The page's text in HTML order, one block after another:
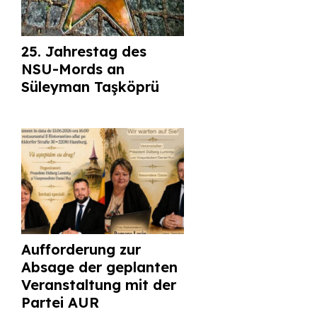
25. Jahrestag des
NSU-Mords an
Süleyman Taşköprü
Aufforderung zur
Absage der geplanten
Veranstaltung mit der
Partei AUR